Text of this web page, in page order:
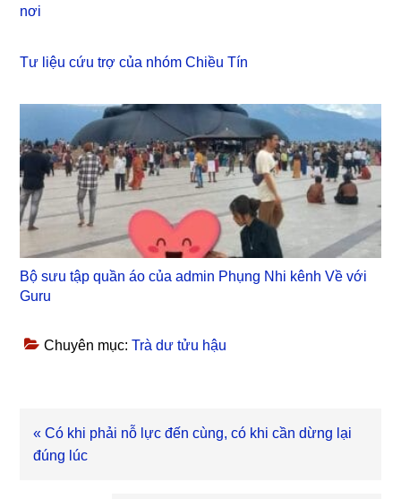
nơi
Tư liệu cứu trợ của nhóm Chiều Tín
Bộ sưu tập quần áo của admin Phụng Nhi kênh Về với
Guru
Chuyên mục:Trà dư tửu hậu
Bài
viết
« Có khi phải nỗ lực đến cùng, có khi cần dừng lại
đúng lúc